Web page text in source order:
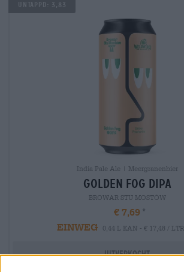
Untappd: 3,83
India Pale Ale | Meergranenbier
golden fog dipa
BROWAR STU MOSTÓW
€ 7,69
EINWEG
0,44 L KAN - € 17,48 / LTR
Uitverkocht